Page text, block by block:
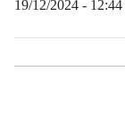
19/12/2024 - 12:44